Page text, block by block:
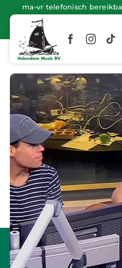
naar
ma-vr telefonisch